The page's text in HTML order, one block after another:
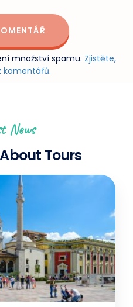
množství spamu. Zjistěte,
komentářů.
News
Tours